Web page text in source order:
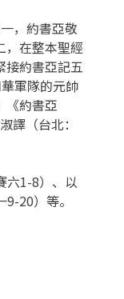
，約書亞敬
，在整本聖經
接約書亞記五
軍隊的元帥
《約書亞
譯（台北：
六1-8）、以
20）等。